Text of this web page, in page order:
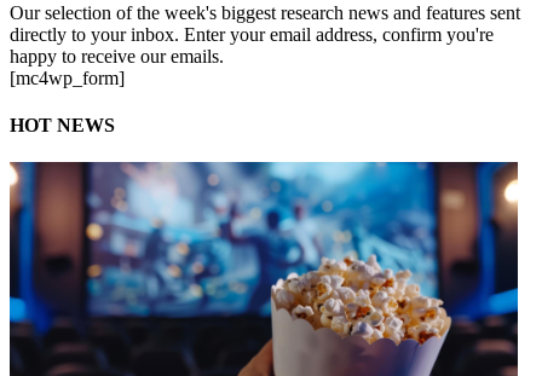
Our selection of the week's biggest research news and features sent
directly to your inbox. Enter your email address, confirm you're
happy to receive our emails.
[mc4wp_form]
HOT NEWS